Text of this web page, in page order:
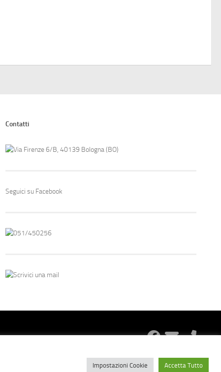
Contatti
Via Firenze 6/B, 40139 Bologna (BO)
Seguici su Facebook
051/450256
Scrivici una mail
Impostazioni Cookie Accetta Tutto